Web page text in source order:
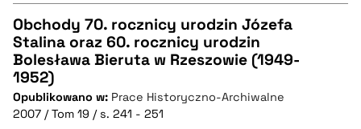
CZYSTY TEKST
pobierz cytat
Obchody 70. rocznicy urodzin Józefa
Stalina oraz 60. rocznicy urodzin
Bolesława Bieruta w Rzeszowie (1949-
1952)
Opublikowano w: Prace Historyczno-Archiwalne
2007 / Tom 19 / s. 241 - 251